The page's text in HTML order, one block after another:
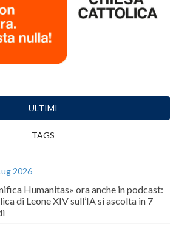
ULTIMI
TAGS
2026
Humanitas» ora anche in podcast:
di Leone XIV sull’IA si ascolta in 7